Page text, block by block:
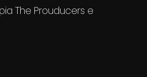
The Prouducers e